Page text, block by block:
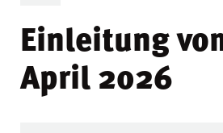
Einleitung
April 2026